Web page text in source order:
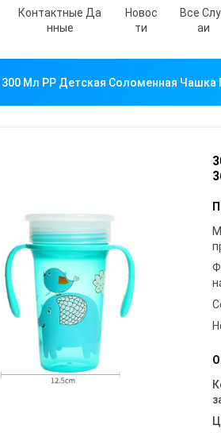
Контактные Да
Нные
Новос
Ти
Все
Аи
300 Мл PP Детская Соломенная Чашка